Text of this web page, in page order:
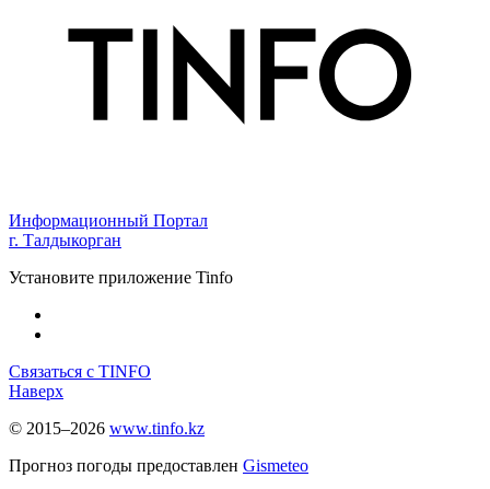
Информационный Портал
г. Талдыкорган
Установите приложение Tinfo
Связаться с TINFO
Наверх
© 2015–2026 www.tinfo.kz
Прогноз погоды предоставлен Gismeteo